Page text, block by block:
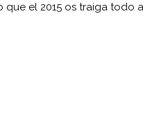
el 2015 os traiga todo